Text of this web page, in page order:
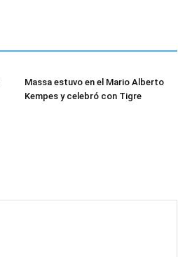
Massa estuvo en el Mario Alberto
Kempes y celebró con Tigre